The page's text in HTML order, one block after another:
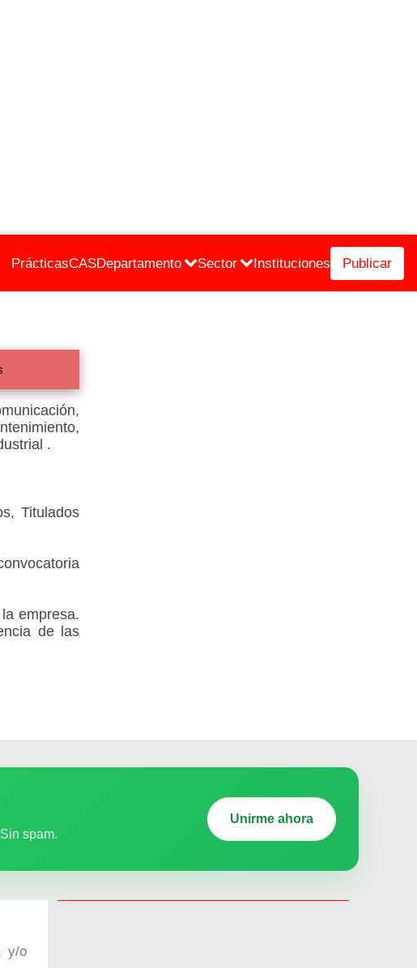
PrácticasCASDepartamento Sector Instituciones Publicar
.
Titulados
empresa.
de las
spam.
Unirme ahora
y/o